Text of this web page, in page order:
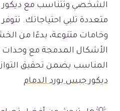
الشخصي وتتناسب مع ديكور
متعددة تلبي احتياجاتك.
وخامات متنوعة، بدءًا من
الأشكال المدمجة مع وحدات
المناسب يضمن تحقيق
ديكور جبس بورد الدمام